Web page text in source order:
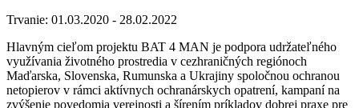
Trvanie: 01.03.2020 - 28.02.2022
Hlavným cieľom projektu BAT 4 MAN je podpora udržateľného
využívania životného prostredia v cezhraničných regiónoch
Maďarska, Slovenska, Rumunska a Ukrajiny spoločnou ochranou
netopierov v rámci aktívnych ochranárskych opatrení, kampaní na
zvýšenie povedomia verejnosti a šírením príkladov dobrej praxe pre